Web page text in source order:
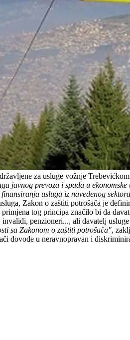
za usluge vožnje
javnog prevoza i spada u
usluga iz navedenog
Zakon o zaštiti potrošača je
tog principa značilo bi da
penzioneri..., ali davatelj
sa Zakonom o zaštiti potrošača",
dovode u neravnopravan i